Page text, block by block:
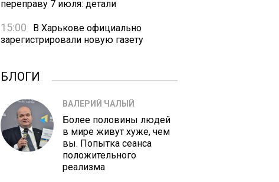
переправу 7 июля: детали
15:00
В Харькове официально
зарегистрировали новую газету
БЛОГИ
ВАЛЕРИЙ ЧАЛЫЙ
Более половины людей
в мире живут хуже, чем
вы. Попытка сеанса
положительного
реализма